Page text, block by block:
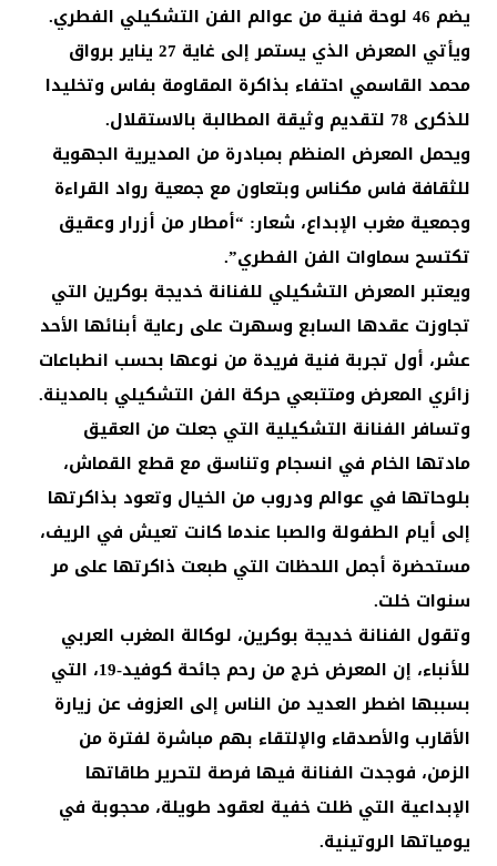
يضم 46 لوحة فنية من عوالم الفن التشكيلي الفطري.
ويأتي المعرض الذي يستمر إلى غاية 27 يناير برواق
محمد القاسمي احتفاء بذاكرة المقاومة بفاس وتخليدا
للذكرى 78 لتقديم وثيقة المطالبة بالاستقلال.
ويحمل المعرض المنظم بمبادرة من المديرية الجهوية
للثقافة فاس مكناس وبتعاون مع جمعية رواد القراءة
وجمعية مغرب الإبداع، شعار: “أمطار من أزرار وعقيق
تكتسح سماوات الفن الفطري”.
ويعتبر المعرض التشكيلي للفنانة خديجة بوكرين التي
تجاوزت عقدها السابع وسهرت على رعاية أبنائها الأحد
عشر، أول تجربة فنية فريدة من نوعها بحسب انطباعات
زائري المعرض ومتتبعي حركة الفن التشكيلي بالمدينة.
وتسافر الفنانة التشكيلية التي جعلت من العقيق
مادتها الخام في انسجام وتناسق مع قطع القماش،
بلوحاتها في عوالم ودروب من الخيال وتعود بذاكرتها
إلى أيام الطفولة والصبا عندما كانت تعيش في الريف،
مستحضرة أجمل اللحظات التي طبعت ذاكرتها على مر
سنوات خلت.
وتقول الفنانة خديجة بوكرين، لوكالة المغرب العربي
للأنباء، إن المعرض خرج من رحم جائحة كوفيد-19، التي
بسببها اضطر العديد من الناس إلى العزوف عن زيارة
الأقارب والأصدقاء والإلتقاء بهم مباشرة لفترة من
الزمن، فوجدت الفنانة فيها فرصة لتحرير طاقاتها
الإبداعية التي ظلت خفية لعقود طويلة، محجوبة في
يومياتها الروتينية.